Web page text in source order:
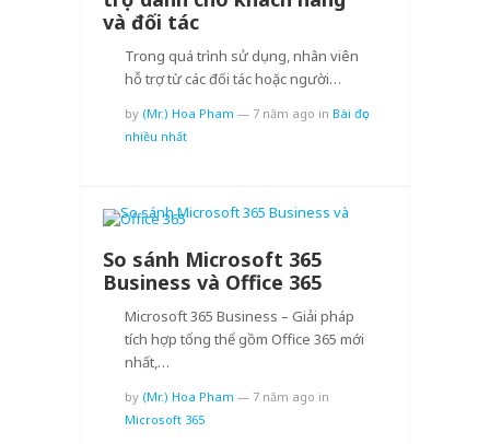
và đối tác
Trong quá trình sử dụng, nhân viên
hỗ trợ từ các đối tác hoặc người…
by (Mr.) Hoa Pham — 7 năm ago in Bài đọc
nhiều nhất
So sánh Microsoft 365
Business và Office 365
Microsoft 365 Business – Giải pháp
tích hợp tổng thể gồm Office 365 mới
nhất,…
by (Mr.) Hoa Pham — 7 năm ago in
Microsoft 365